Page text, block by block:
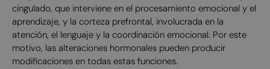
cingulado, que interviene en el procesamiento emocional y el
aprendizaje, y la corteza prefrontal, involucrada en la
atención, el lenguaje y la coordinación emocional. Por este
motivo, las alteraciones hormonales pueden producir
modificaciones en todas estas funciones.